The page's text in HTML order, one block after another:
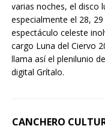
varias noches, el disco
especialmente el 28,
espectáculo celeste
cargo Luna del Ciervo
llama así el plenilunio
digital Grítalo.
CANCHERO